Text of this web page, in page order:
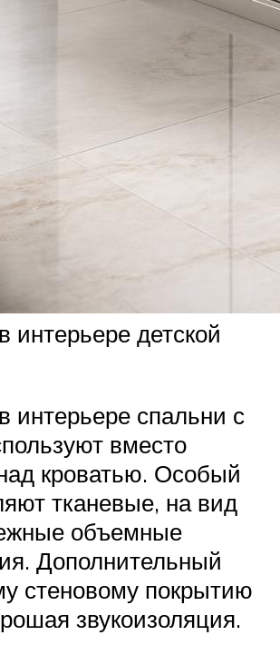
интерьере детской
интерьере спальни с
вместо
кроватью. Особый
тканевые, на вид
объемные
Дополнительный
стеновому покрытию
звукоизоляция.